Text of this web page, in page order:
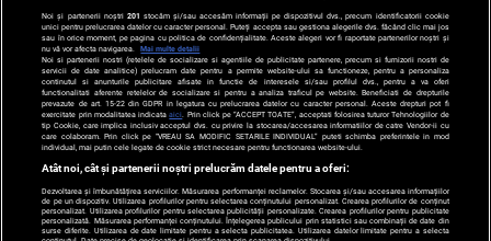
SPORT
Noi și partenerii noștri 201 stocăm și/sau accesăm informații pe dispozitivul dvs., precum identificatorii cookie
unici pentru prelucrarea datelor cu caracter personal. Puteți accepta sau gestiona alegerile dvs. făcând clic mai jos
sau în orice moment, pe pagina cu politica de confidențialitate. Aceste alegeri vor fi raportate partenerilor noștri și
nu vă vor afecta navigarea.
Mai multe detalii
Noi si partenerii nostri (retelele de socializare si agentiile de publicitate partenere, precum si furnizorii nostri de
servicii de date analitice) prelucram date pentru a permite website-ului sa functioneze, pentru a personaliza
continutul si anunturile publicitare afisate in functie de interesele si/sau profilul dvs., pentru a va oferi
functionalitati aferente retelelor de socializare si pentru a analiza traficul pe website. Beneficiati de drepturile
prevazute de art. 15-22 din GDPR in legatura cu prelucrarea datelor cu caracter personal. Aceste drepturi pot fi
exercitate prin modalitatea indicataaici . Prin click pe “ACCEPT TOATE”, acceptati folosirea tuturor Tehnologiilor de
tip Cookie, care implica inclusiv acceptul dvs. cu privire la stocarea/accesarea informatiilor de catre Vendor-ii cu
care colaboram. Prin click pe “VREAU SA MODIFIC SETARILE INDIVIDUAL” puteti schimba preferintele in mod
individual, mai putin cele legate de cookie strict necesare pentru functionarea website-ului.
Atât noi, cât și partenerii noștri prelucrăm datele pentru a oferi:
Dezvoltarea și îmbunătățirea serviciilor. Măsurarea performanței reclamelor. Stocarea și/sau accesarea informațiilor
de pe un dispozitiv. Utilizarea profilurilor pentru selectarea conținutului personalizat. Crearea profilurilor de conținut
personalizat. Utilizarea profilurilor pentru selectarea publicității personalizate. Crearea profilurilor pentru publicitate
personalizată. Măsurarea performanței conținutului. Înțelegerea publicului prin statistici sau combinații de date din
surse diferite. Utilizarea de date limitate pentru a selecta publicitatea. Utilizarea datelor limitate pentru a selecta